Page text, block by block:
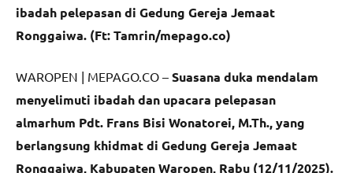
ibadah pelepasan di Gedung Gereja Jemaat
Ronggaiwa. (Ft: Tamrin/mepago.co)
WAROPEN | MEPAGO.CO – Suasana duka mendalam
menyelimuti ibadah dan upacara pelepasan
almarhum Pdt. Frans Bisi Wonatorei, M.Th., yang
berlangsung khidmat di Gedung Gereja Jemaat
Ronggaiwa, Kabupaten Waropen, Rabu (12/11/2025).